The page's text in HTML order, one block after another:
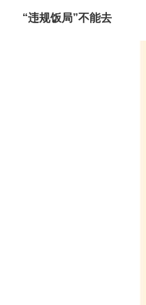
“违规饭局”不能去